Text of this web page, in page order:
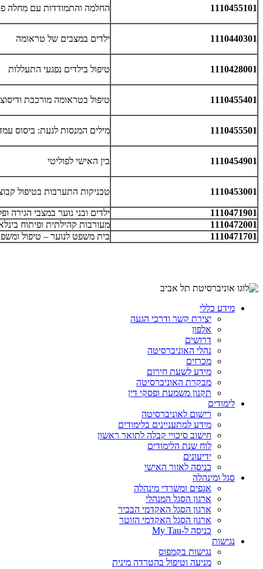
1110455101 החלמה והתמודדות עם מחלה
1110440301 ילדים במצבים של טראומה
1110428001 טיפול בילדים נפגעי התעללות
1110455401 טיפול בטראומה מורכבת
1110455501 מילים המנסות לגעת: ביסוס
1110454901 בין האישי לפוליטי
1110453001 טכניקות התערבות בטיפול
1110471901
ילדים ובני נוער במצבי הגירה
1110472001
מעורבות קהילתית ופיתוח
1110471701
בית משפט לנוער – טיפול
מידע כללי
יצירת קשר ודרכי הגעה
אלפון
דרושים
נהלי האוניברסיטה
מכרזים
מידע לשעת חירום
מבקרת האוניברסיטה
תקנון משמעת ופסקי דין
לימודים
רישום לאוניברסיטה
מידע למתעניינים בלימודים
חישוב סיכויי קבלה לתואר ראשון
לוח שנת הלימודים
ידיעונים
כניסה לאזור האישי
סגל ומינהלה
אגפים ומשרדי מינהלה
ארגון הסגל המנהלי
ארגון הסגל האקדמי הבכיר
ארגון הסגל האקדמי הזוטר
כניסה ל-My Tau
נגישות
נגישות בקמפוס
מניעה וטיפול בהטרדה מינית